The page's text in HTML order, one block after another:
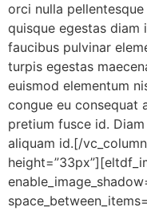
orci nulla
quisque egestas diam
faucibus pulvinar
turpis egestas
euismod elementum
congue eu consequat
pretium fusce id.
aliquam id.[/